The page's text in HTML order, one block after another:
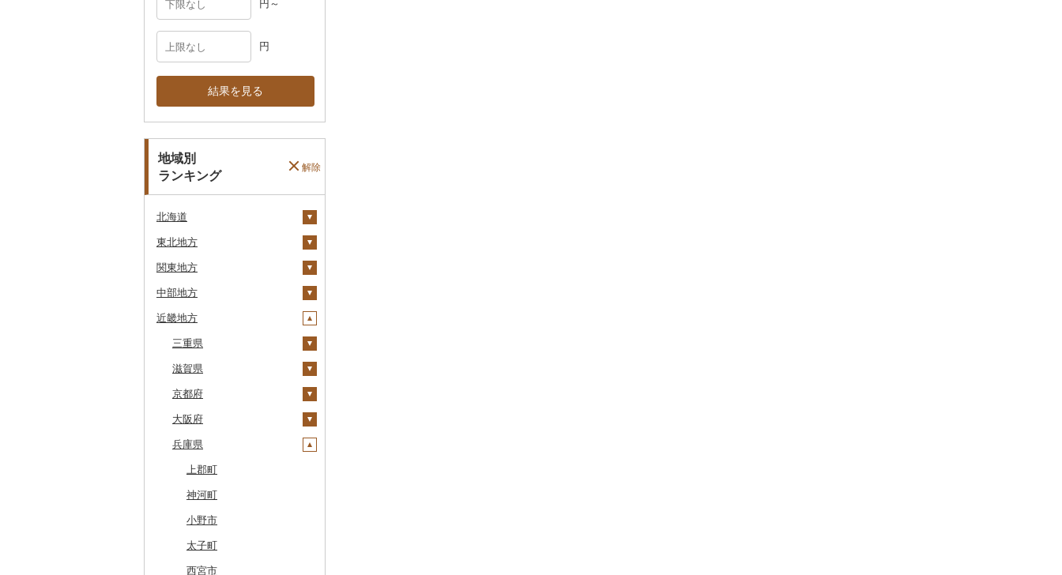
円～
円
結果を見る
地域別
ランキング
解除
北海道
安平町
八雲町
鹿部町
江差町
白老町
せたな町
旭川市
森町
稚内市
標津町
清里町
北斗市
留萌市
白糠町
東北地方
青森県
十和田市
大鰐町
南部町
五戸町
藤崎町
六ヶ所村
東北町
三戸町
東通村
黒石市
おいらせ町
鶴田町
岩手県
宮古市
軽米町
岩手町
矢巾町
釜石市
野田村
普代村
一戸町
陸前高田市
紫波町
滝沢市
宮城県
柴田町
色麻町
丸森町
大衡村
加美町
利府町
白石市
登米市
山元町
名取市
秋田県
大潟村
横手市
能代市
小坂町
仙北市
井川町
潟上市
三種町
藤里町
山形県
村山市
尾花沢市
上山市
河北町
酒田市
新庄市
長井市
小国町
福島県
天栄村
広野町
鏡石町
須賀川市
小野町
棚倉町
古殿町
関東地方
茨城県
土浦市
取手市
つくば市
稲敷市
潮来市
五霞町
北茨城市
境町
かすみがうら市
牛久市
常陸太田市
栃木県
那須塩原市
市貝町
塩谷町
上三川町
佐野市
真岡市
高根沢町
大田原市
栃木市
日光市
群馬県
榛東村
下仁田町
玉村町
安中市
川場村
昭和村
甘楽町
明和町
沼田市
埼玉県
春日部市
蕨市
戸田市
毛呂山町
久喜市
ふじみ野市
川島町
上里町
千葉県
勝浦市
袖ケ浦市
我孫子市
長柄町
芝山町
八千代市
横芝光町
東京都
八王子市
日野市
昭島市
武蔵村山市
葛飾区
小金井市
神奈川県
南足柄市
松田町
大井町
中井町
愛川町
中部地方
新潟県
十日町市
弥彦村
阿賀町
出雲崎町
魚沼市
佐渡市
燕市
南魚沼市
関川村
新発田市
富山県
射水市
氷見市
朝日町
高岡市
魚津市
砺波市
入善町
黒部市
立山町
石川県
羽咋市
七尾市
白山市
穴水町
輪島市
中能登町
石川県（県庁）
野々市市
福井県
美浜町
小浜市
越前町
若狭町
鯖江市
高浜町
勝山市
山梨県
富士吉田市
甲斐市
山梨市
富士川町
大月市
富士河口湖町
長野県
高森町
御代田町
飯田市
青木村
南箕輪村
岐阜県
養老町
八百津町
池田町
関市
静岡県
下田市
静岡市
吉田町
愛知県
清須市
田原市
近畿地方
三重県
鈴鹿市
伊賀市
木曽岬町
多気町
松阪市
桑名市
志摩市
明和町
鳥羽市
滋賀県
長浜市
高島市
草津市
近江八幡市
竜王町
甲賀市
湖南市
大津市
京都府
宮津市
伊根町
与謝野町
福知山市
亀岡市
城陽市
久御山町
大阪府
茨木市
豊能町
枚方市
河内長野市
泉佐野市
交野市
兵庫県
上郡町
神河町
小野市
太子町
西宮市